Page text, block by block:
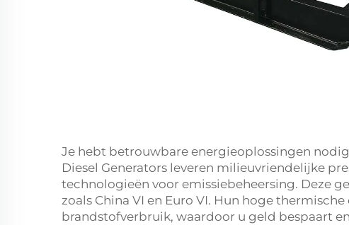
Je hebt betrouwbare energieoplossingen
Diesel Generators leveren milieuvriendelijke
technologieën voor emissiebeheersing. Deze
zoals China VI en Euro VI. Hun hoge
brandstofverbruik, waardoor u geld bespaart